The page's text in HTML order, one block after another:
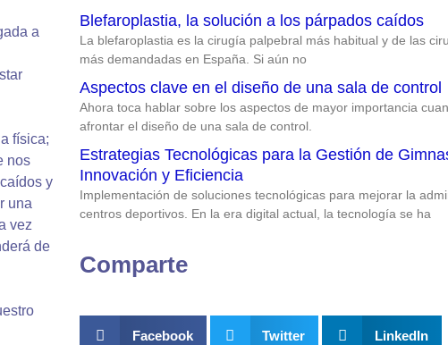
a
física;
nos
y
una
vez
de
Blefaroplastia, la solución a los párpados caídos
La blefaroplastia es la cirugía palpebral más habitual y de las
más demandadas en España. Si aún no
Aspectos clave en el diseño de una sala de control
Ahora toca hablar sobre los aspectos de mayor importancia
afrontar el diseño de una sala de control.
Estrategias Tecnológicas para la Gestión de
Innovación y Eficiencia
Implementación de soluciones tecnológicas para mejorar la
centros deportivos. En la era digital actual, la tecnología se ha
Comparte
Facebook Twitter LinkedIn